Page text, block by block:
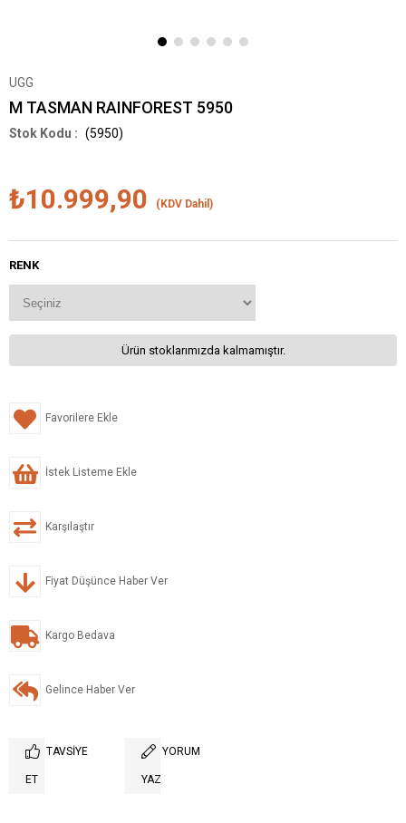
UGG
M TASMAN RAINFOREST 5950
(5950)
₺10.999,90 (KDV Dahil)
RENK
Ürün stoklarımızda kalmamıştır.
Favorilere Ekle
İstek Listeme Ekle
Karşılaştır
Fiyat Düşünce Haber Ver
Kargo Bedava
Gelince Haber Ver
TAVSIYE
ET
YORUM
YAZ